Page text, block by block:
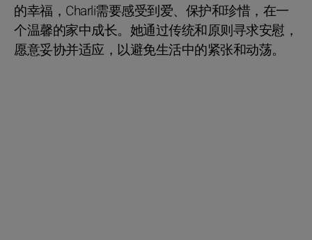
的幸福，Charli需要感受到爱、保护和珍惜，在一
个温馨的家中成长。她通过传统和原则寻求安慰，
愿意妥协并适应，以避免生活中的紧张和动荡。